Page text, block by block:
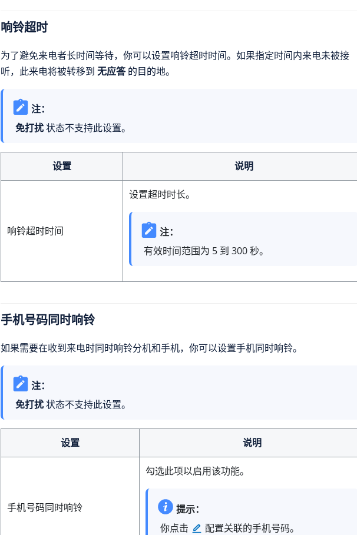
响铃超时
为了避免来电者长时间等待，你可以设置响铃超时时间。如果指定时间内来电未被接
听，此来电将被转移到 无应答的目的地。
注：
免打扰状态不支持此设置。
设置 说明
响铃超时时间
设置超时时长。
注：
有效时间范围为 5 到 300 秒。
手机号码同时响铃
如果需要在收到来电时同时响铃分机和手机，你可以设置手机同时响铃。
注：
免打扰状态不支持此设置。
设置 说明
手机号码同时响铃
勾选此项以启用该功能。
提示：
你点击
配置关联的手机号码。